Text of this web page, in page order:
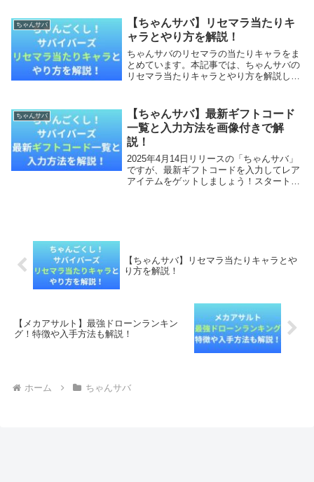
ちゃんサバ
【ちゃんサバ】リセマラ当たりキ
ャラとやり方を解説！
ちゃんサバのリセマラの当たりキャラをま
とめています。本記事では、ちゃんサバの
リセマラ当たりキャラとやり方を解説して
ラ終了ラインちゃんサバのリセマラのやり
方は？ちゃん...
ちゃんサバ
【ちゃんサバ】最新ギフトコード
一覧と入力方法を画像付きで解
説！
2025年4月14日リリースの「ちゃんサバ」
ですが、最新ギフトコードを入力してレア
アイテムをゲットしましょう！スタートダ
【ちゃんサバ】リセマラ当たりキャラとや
り方を解説！
【メカアサルト】最強ドローンランキン
グ！特徴や入手方法も解説！
ホーム ちゃんサバ